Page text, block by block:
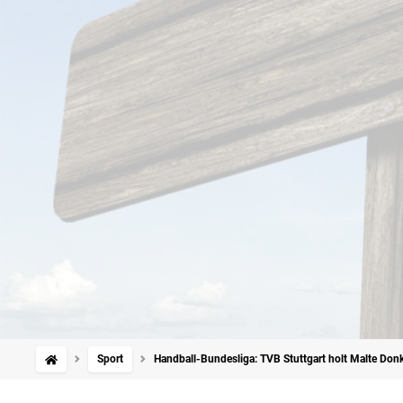
Sport Handball-Bundesliga: TVB Stuttgart holt Malte